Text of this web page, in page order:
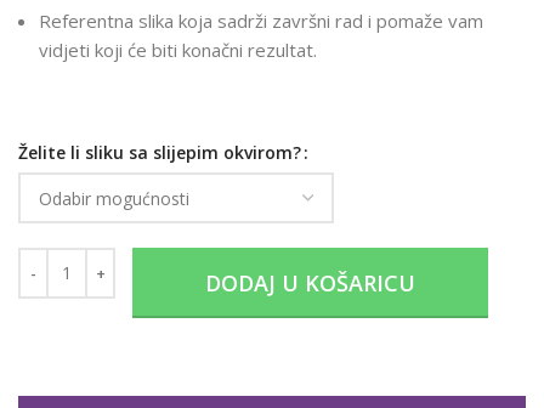
Referentna slika koja sadrži završni rad i pomaže vam
vidjeti koji će biti konačni rezultat.
Želite li sliku sa slijepim okvirom?
DODAJ U KOŠARICU